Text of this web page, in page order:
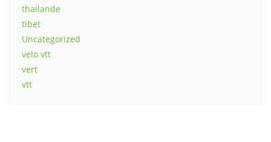
thailande
tibet
Uncategorized
velo vtt
vert
vtt